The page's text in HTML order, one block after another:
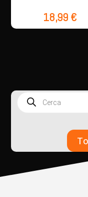
18,99 €
search